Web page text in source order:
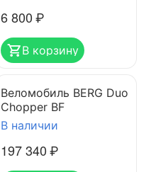
6 800₽
В корзину
Веломобиль BERG Duo
Chopper BF
В наличии
197 340₽